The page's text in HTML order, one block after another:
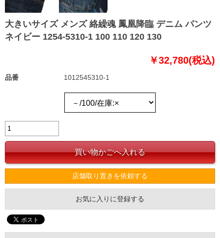
大きいサイズ メンズ 絡繰魂 鳳凰降臨 デニム パンツ
ネイビー 1254-5310-1 100 110 120 130
￥32,780(税込)
品番 1012545310-1
店舗取り置きを依頼する
お気に入りに登録する